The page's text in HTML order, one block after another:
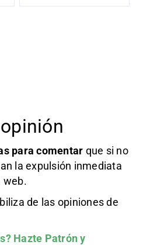
para comentar que si no
la expulsión inmediata
web.
de las opiniones de
Hazte Patróny